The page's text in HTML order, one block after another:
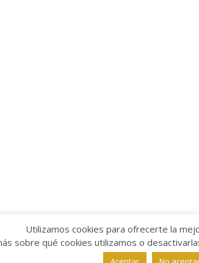
Aviso legal/Política de
Utilizamos cookies para ofrecerte la
sobre qué cookies utilizamos o